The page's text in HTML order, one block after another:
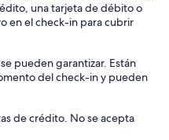
una tarjeta de débito o
en el check-in para cubrir
pueden garantizar. Están
del check-in y pueden
de crédito. No se acepta